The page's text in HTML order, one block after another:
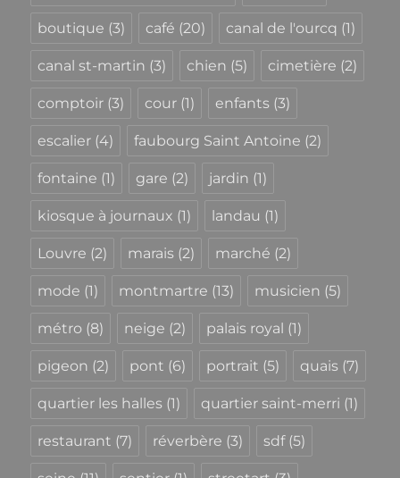
boutique (3) café (20) canal de l'ourcq (1)
canal st-martin (3) chien (5) cimetière (2)
comptoir (3) cour (1) enfants (3)
escalier (4) faubourg Saint Antoine (2)
fontaine (1) gare (2) jardin (1)
kiosque à journaux (1) landau (1)
Louvre (2) marais (2) marché (2)
mode (1) montmartre (13) musicien (5)
métro (8) neige (2) palais royal (1)
pigeon (2) pont (6) portrait (5) quais (7)
quartier les halles (1) quartier saint-merri (1)
restaurant (7) réverbère (3) sdf(5)